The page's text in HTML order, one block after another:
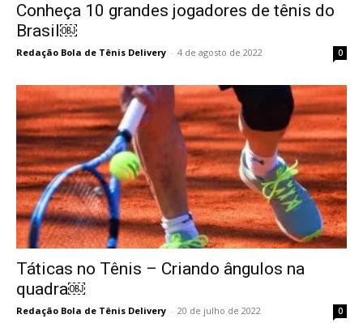
Conheça 10 grandes jogadores de tênis do
Brasil￼
Redação Bola de Tênis Delivery - 4 de agosto de 2022 0
Táticas no Tênis – Criando ângulos na
quadra￼
Redação Bola de Tênis Delivery - 20 de julho de 2022 0